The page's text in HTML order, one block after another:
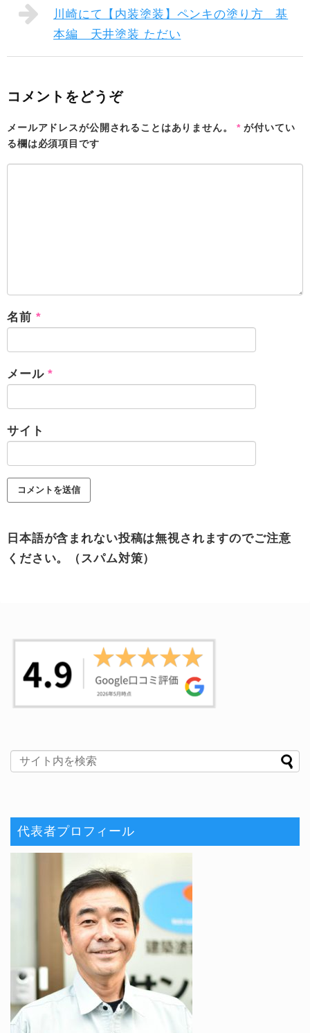
川崎にて【内装塗装】ペンキの塗り方 基
本編 天井塗装 ただい
コメントをどうぞ
メールアドレスが公開されることはありません。 *が付いてい
る欄は必須項目です
名前 *
メール*
サイト
日本語が含まれない投稿は無視されますのでご注意
ください。（スパム対策）
代表者プロフィール